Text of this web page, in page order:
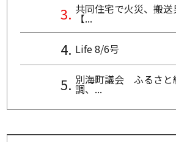
共同住宅で火災、搬
【...
Life 8/6号
別海町議会 ふるさと
調、...